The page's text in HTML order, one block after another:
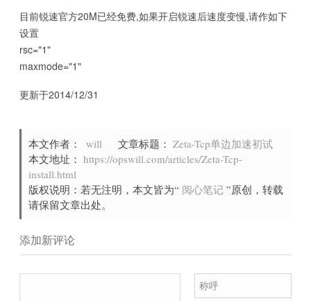
目前锐速官方20M已经免费,如果开启锐速后速度变慢,请作如下
设置
rsc="1"
maxmode="1"
更新于2014/12/31
本文作者： will 文章标题： Zeta-Tcp单边加速初试
本文地址： https://opswill.com/articles/Zeta-Tcp-
install.html
版权说明：若无注明，本文皆为“ 阅心笔记 ”原创，转载
请保留文章出处。
添加新评论
称呼